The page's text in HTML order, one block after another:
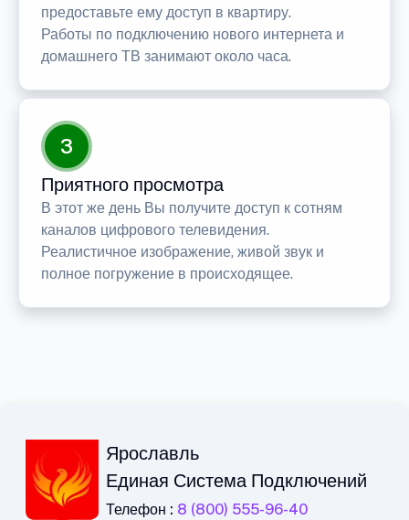
предоставьте ему доступ в квартиру.
Работы по подключению нового интернета и
домашнего ТВ занимают около часа.
3
Приятного просмотра
В этот же день Вы получите доступ к сотням
каналов цифрового телевидения.
Реалистичное изображение, живой звук и
полное погружение в происходящее.
Ярославль
Единая Система Подключений
Телефон : 8 (800) 555-96-40